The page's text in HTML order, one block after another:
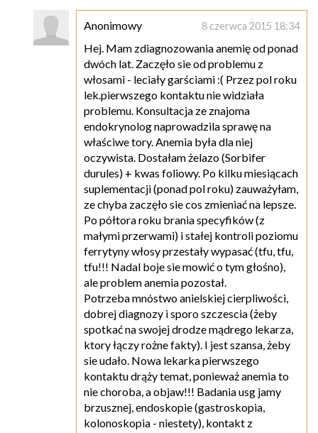
Anonimowy 8 czerwca 2015 18:34
Hej. Mam zdiagnozowania anemię od ponad
dwóch lat. Zaczęło sie od problemu z
włosami - leciały garściami :( Przez pol roku
lek.pierwszego kontaktu nie widziała
problemu. Konsultacja ze znajoma
endokrynolog naprowadzila sprawę na
właściwe tory. Anemia była dla niej
oczywista. Dostałam żelazo (Sorbifer
durules) + kwas foliowy. Po kilku miesiącach
suplementacji (ponad pol roku) zauważyłam,
ze chyba zaczęło sie cos zmieniać na lepsze.
Po półtora roku brania specyfików (z
małymi przerwami) i stałej kontroli poziomu
ferrytyny włosy przestały wypasać (tfu, tfu,
tfu!!! Nadal boje sie mowić o tym głośno),
ale problem anemia pozostał.
Potrzeba mnóstwo anielskiej cierpliwości,
dobrej diagnozy i sporo szczescia (żeby
spotkać na swojej drodze mądrego lekarza,
ktory łączy rożne fakty). I jest szansa, żeby
sie udało. Nowa lekarka pierwszego
kontaktu drąży temat, ponieważ anemia to
nie choroba, a objaw!!! Badania usg jamy
brzusznej, endoskopie (gastroskopia,
kolonoskopia - niestety), kontakt z